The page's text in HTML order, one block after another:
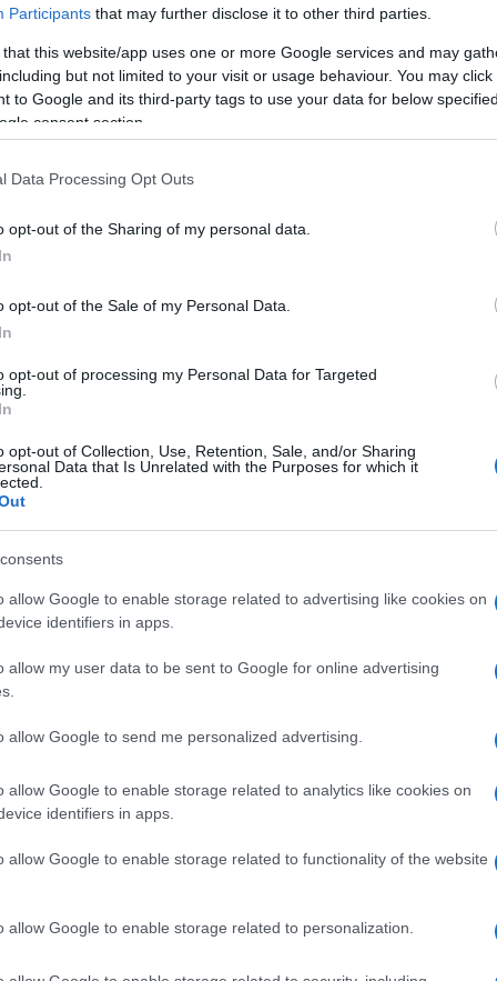
Participants that may further disclose it to other third parties.
that this website/app uses one or more Google services and may
but not limited to your visit or usage behaviour. You may
to Google and its third-party tags to use your data for below
consent section.
Data Processing Opt Outs
opt-out of the Sharing of my personal data.
opt-out of the Sale of my Personal Data.
opt-out of processing my Personal Data for Targeted
opt-out of Collection, Use, Retention, Sale, and/or Sharing
Data that Is Unrelated with the Purposes for which it
allow Google to enable storage related to advertising like cookies on
identifiers in apps.
allow my user data to be sent to Google for online advertising
allow Google to send me personalized advertising.
allow Google to enable storage related to analytics like cookies on
identifiers in apps.
allow Google to enable storage related to functionality of the website
allow Google to enable storage related to personalization.
sensi di colpa e vergogna”
60 persone, adulti e bambini –spiega il
una stima di quanti reati di pedofilia vengono
caso ce ne sono
scoglio più grande è che molti bambini se
di colpa che li affliggono. Quello che cerchiamo
conferenze, è che il bambino vittima di un
chi abusa dei bambini fa leva
oggi il forte tabù riguardo ai reati di abusi su
sulle vittime e sui pedofili
abusati, anziché proteggere i loro figli –
del pedofilo come un orco, ma
, anche parenti e genitori. Questo lo diciamo
c’è complicità o omertà, un adulto non
dolore che rischia di emergere, dunque da
per minimizzare il suo trauma. Così il
addirittura costretto a stare a contatto con
abusa per anni della figlia e incita
sociali piccoli e poco popolati, come la
difficilmente si parla, il sommerso è
– dice il presidente di Prometeo –. Di
sentimenti di vergogna. Ciò avviene
, sia per il suocambiamento